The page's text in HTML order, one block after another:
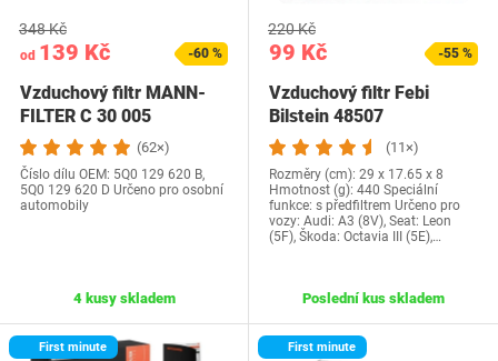
od 139 Kč
348 Kč
-60 %
Vzduchový filtr MANN-
FILTER C 30 005
(62×)
Číslo dílu OEM: ‎5Q0 129 620 B,
5Q0 129 620 D Určeno pro osobní
automobily
4 kusy skladem
99 Kč
220 Kč
-55 %
Vzduchový filtr Febi
Bilstein 48507
(11×)
Rozměry (cm): 29 x 17.65 x 8
Hmotnost (g): 440 Speciální
funkce: s předfiltrem Určeno pro
vozy: Audi: A3 (8V), Seat: Leon
(5F), Škoda: Octavia III (5E),…
Poslední kus skladem
First minute First minute